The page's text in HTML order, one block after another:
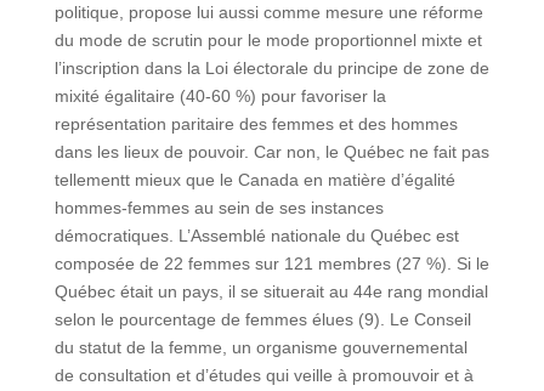
politique, propose lui aussi comme mesure une réforme
du mode de scrutin pour le mode proportionnel mixte et
l’inscription dans la Loi électorale du principe de zone de
mixité égalitaire (40-60 %) pour favoriser la
représentation paritaire des femmes et des hommes
dans les lieux de pouvoir. Car non, le Québec ne fait pas
tellementt mieux que le Canada en matière d’égalité
hommes-femmes au sein de ses instances
démocratiques. L’Assemblé nationale du Québec est
composée de 22 femmes sur 121 membres (27 %). Si le
Québec était un pays, il se situerait au 44e rang mondial
selon le pourcentage de femmes élues (9). Le Conseil
du statut de la femme, un organisme gouvernemental
de consultation et d’études qui veille à promouvoir et à